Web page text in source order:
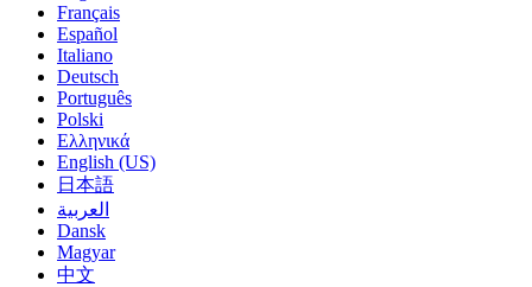
Français
Español
Italiano
Deutsch
Português
Polski
Ελληνικά
English (US)
日本語
العربية
Dansk
Magyar
中文